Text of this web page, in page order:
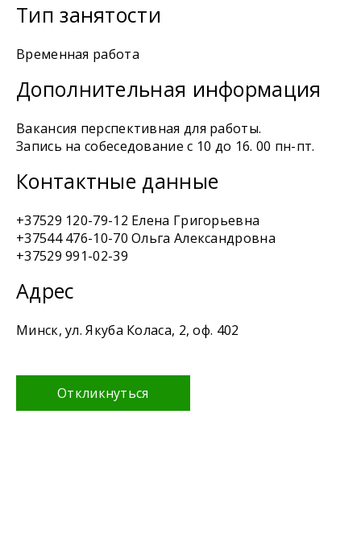
Тип занятости
Временная работа
Дополнительная информация
Вакансия перспективная для работы.
Запись на собеседование с 10 до 16. 00 пн-пт.
Контактные данные
+37529 120-79-12 Елена Григорьевна
+37544 476-10-70 Ольга Александровна
+37529 991-02-39
Адрес
Минск, ул. Якуба Коласа, 2, оф. 402
Откликнуться